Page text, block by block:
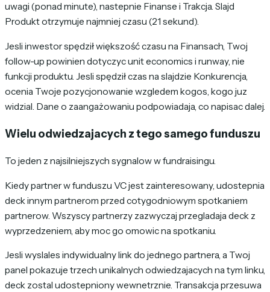
uwagi (ponad minute), nastepnie Finanse i Trakcja. Slajd
Produkt otrzymuje najmniej czasu (21 sekund).
Jesli inwestor spędził większość czasu na Finansach, Twoj
follow-up powinien dotyczyc unit economics i runway, nie
funkcji produktu. Jesli spędził czas na slajdzie Konkurencja,
ocenia Twoje pozycjonowanie wzgledem kogos, kogo juz
widzial. Dane o zaangażowaniu podpowiadaja, co napisac dalej.
Wielu odwiedzajacych z tego samego funduszu
To jeden z najsilniejszych sygnalow w fundraisingu.
Kiedy partner w funduszu VC jest zainteresowany, udostepnia
deck innym partnerom przed cotygodniowym spotkaniem
partnerow. Wszyscy partnerzy zazwyczaj przegladaja deck z
wyprzedzeniem, aby moc go omowic na spotkaniu.
Jesli wyslales indywidualny link do jednego partnera, a Twoj
panel pokazuje trzech unikalnych odwiedzajacych na tym linku,
deck zostal udostepniony wewnetrznie. Transakcja przesuwa